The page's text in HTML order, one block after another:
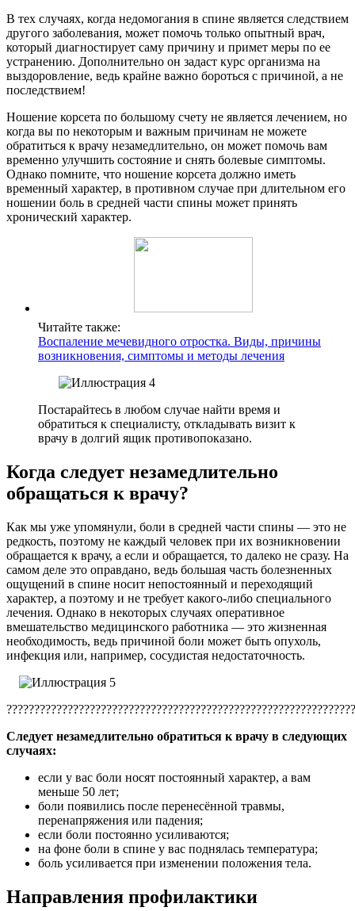
В тех случаях, когда недомогания в спине является следствием
другого заболевания, может помочь только опытный врач,
который диагностирует саму причину и примет меры по ее
устранению. Дополнительно он задаст курс организма на
выздоровление, ведь крайне важно бороться с причиной, а не
последствием!
Ношение корсета по большому счету не является лечением, но
когда вы по некоторым и важным причинам не можете
обратиться к врачу незамедлительно, он может помочь вам
временно улучшить состояние и снять болевые симптомы.
Однако помните, что ношение корсета должно иметь
временный характер, в противном случае при длительном его
ношении боль в средней части спины может принять
хронический характер.
Читайте также:
Воспаление мечевидного отростка. Виды, причины
возникновения, симптомы и методы лечения
Постарайтесь в любом случае найти время и
обратиться к специалисту, откладывать визит к
врачу в долгий ящик противопоказано.
Когда следует незамедлительно
обращаться к врачу?
Как мы уже упомянули, боли в средней части спины — это не
редкость, поэтому не каждый человек при их возникновении
обращается к врачу, а если и обращается, то далеко не сразу. На
самом деле это оправдано, ведь большая часть болезненных
ощущений в спине носит непостоянный и переходящий
характер, а поэтому и не требует какого-либо специального
лечения. Однако в некоторых случаях оперативное
вмешательство медицинского работника — это жизненная
необходимость, ведь причиной боли может быть опухоль,
инфекция или, например, сосудистая недостаточность.
Следует незамедлительно обратиться к врачу в следующих
случаях:
если у вас боли носят постоянный характер, а вам
меньше 50 лет;
боли появились после перенесённой травмы,
перенапряжения или падения;
если боли постоянно усиливаются;
на фоне боли в спине у вас поднялась температура;
боль усиливается при изменении положения тела.
Направления профилактики